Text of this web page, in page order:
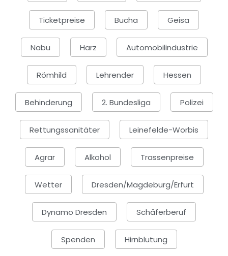
Ticketpreise Bucha Geisa
Nabu Harz Automobilindustrie
Römhild Lehrender Hessen
Behinderung 2. Bundesliga Polizei
Rettungssanitäter Leinefelde-Worbis
Agrar Alkohol Trassenpreise
Wetter Dresden/Magdeburg/Erfurt
Dynamo Dresden Schäferberuf
Spenden Hirnblutung